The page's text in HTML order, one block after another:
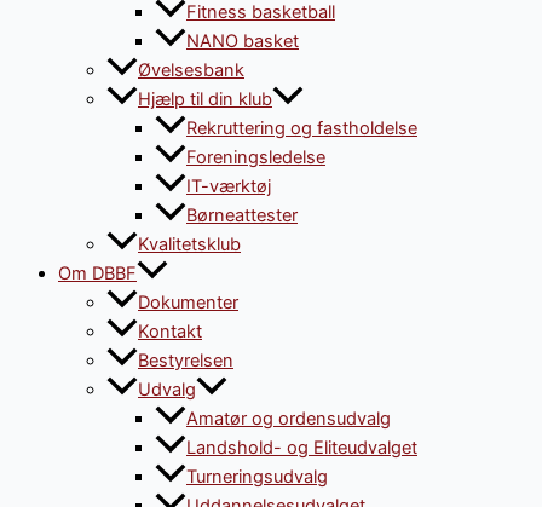
Fitness basketball
NANO basket
Øvelsesbank
Hjælp til din klub
Rekruttering og fastholdelse
Foreningsledelse
IT-værktøj
Børneattester
Kvalitetsklub
Om DBBF
Dokumenter
Kontakt
Bestyrelsen
Udvalg
Amatør og ordensudvalg
Landshold- og Eliteudvalget
Turneringsudvalg